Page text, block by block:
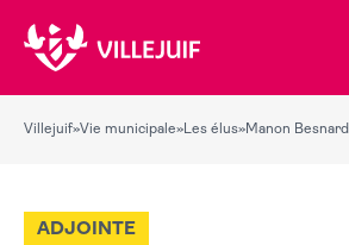
Villejuif»Vie municipale»Les élus»Manon Besnard
ADJOINTE